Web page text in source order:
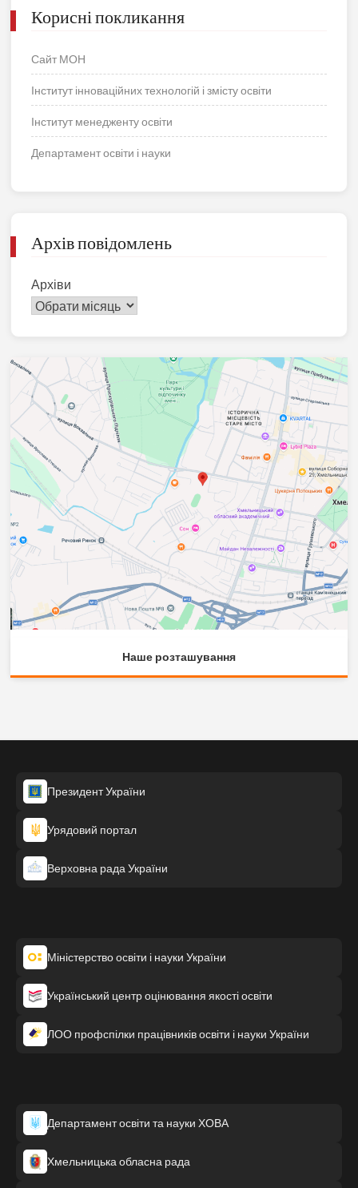
Корисні покликання
Сайт МОН
Інститут інноваційних технологій і змісту освіти
Інститут менедженту освіти
Департамент освіти і науки
Архів повідомлень
Архіви
Наше розташування
Президент України
Урядовий портал
Верховна рада України
Міністерство освіти і науки України
Український центр оцінювання якості освіти
ЛОО профспілки працівників освіти і науки України
Департамент освіти та науки ХОВА
Хмельницька обласна рада